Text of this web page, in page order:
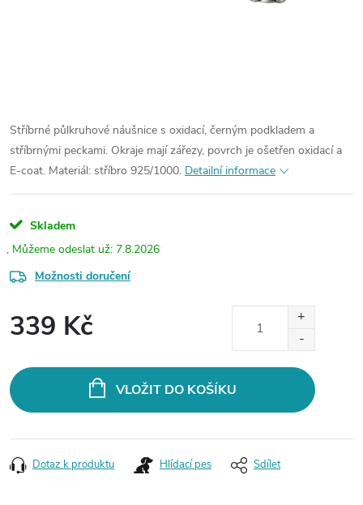
Stříbrné půlkruhové náušnice s oxidací, černým podkladem a
stříbrnými peckami. Okraje mají zářezy, povrch je ošetřen oxidací a
E-coat. Materiál: stříbro 925/1000. Detailní informace
Skladem
7.8.2026
Možnosti doručení
339 Kč
VLOŽIT DO KOŠÍKU
Dotaz k produktu Hlídací pes Sdílet